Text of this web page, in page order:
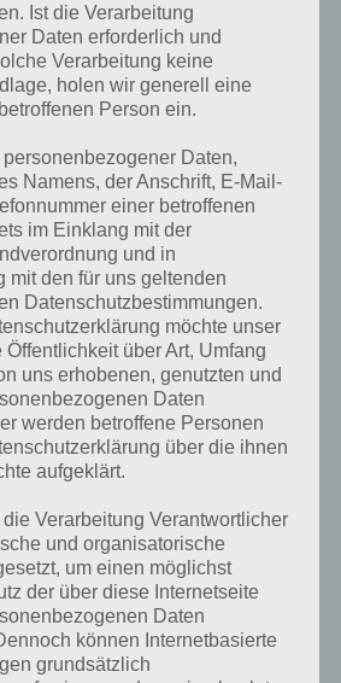
zur Lösung
das tägliche Bonus Rätsel am 26.7.2019 in
Bedeutung hat dieses eigentlich und
Ist die Verarbeitung
Daten erforderlich und
Verarbeitung keine
holen wir generell eine
Person ein.
Daten,
Namens, der Anschrift, E-Mail-
einer betroffenen
im Einklang mit der
und in
mit den für uns geltenden
Datenschutzbestimmungen.
möchte unser
über Art, Umfang
uns erhobenen, genutzten und
Daten
werden betroffene Personen
über die ihnen
aufgeklärt.
Verarbeitung Verantwortlicher
und organisatorische
um einen möglichst
der über diese Internetseite
Daten
können Internetbasierte
grundsätzlich